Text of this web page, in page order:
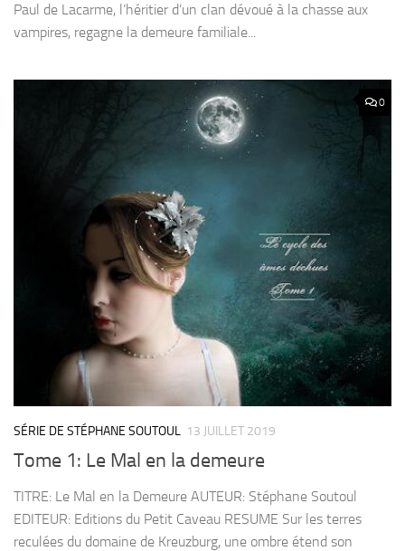
Paul de Lacarme, l’héritier d’un clan dévoué à la chasse aux
vampires, regagne la demeure familiale...
0
SÉRIE DE STÉPHANE SOUTOUL 13 JUILLET 2019
Tome 1: Le Mal en la demeure
TITRE: Le Mal en la Demeure AUTEUR: Stéphane Soutoul
EDITEUR: Editions du Petit Caveau RESUME Sur les terres
reculées du domaine de Kreuzburg, une ombre étend son